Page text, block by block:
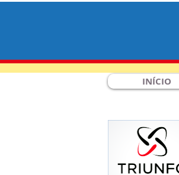
INÍCIO